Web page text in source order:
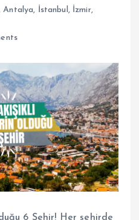
,Antalya, İstanbul , İzmir,
6 Şehir! Her şehirde